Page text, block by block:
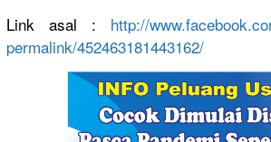
Link asal : http://­www.facebo
permalink/­452463181443162/